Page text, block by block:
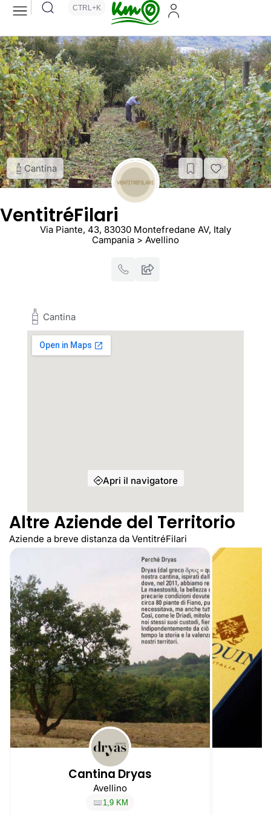
CTRL+K
Cantina
VentitréFilari
Via Piante, 43, 83030 Montefredane AV, Italy
Campania > Avellino
Cantina
Apri il navigatore
Altre Aziende del Territorio
Aziende a breve distanza da VentitréFilari
Cantina Dryas
Avellino
1,9 KM